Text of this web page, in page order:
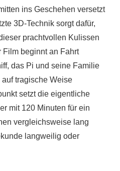
ins Geschehen versetzt
3D-Technik sorgt dafür,
prachtvollen Kulissen
beginnt an Fahrt
das Pi und seine Familie
tragische Weise
setzt die eigentliche
mit 120 Minuten für ein
vergleichsweise lang
langweilig oder